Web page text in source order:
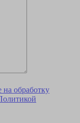
на обработку